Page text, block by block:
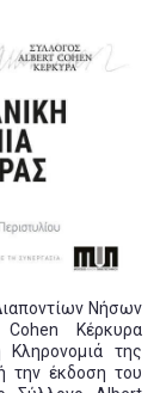
Νήσων
Κέρκυρα
Κληρονομιά της
την έκδοση του